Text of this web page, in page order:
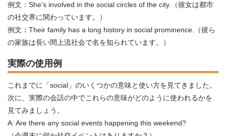
例文：She's involved in the social circles of the city.（彼女は都市
の社交界に関わっています。）
例文：Their family has a long history in social prominence.（彼ら
の家族は長い間上流社会で名を知られています。）
実際の使用例
これまでに「social」のいくつかの意味と使い方を見てきました。
次に、実際の会話の中でこれらの意味がどのように使われるかを
見てみましょう。
A: Are there any social events happening this weekend?